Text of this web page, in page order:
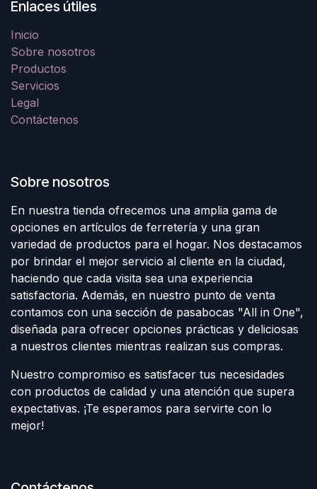
Enlaces útiles
Inicio
Sobre nosotros
Productos
Servicios
Legal
Contáctenos
Sobre nosotros
En nuestra tienda ofrecemos una amplia gama de
opciones en artículos de ferretería y una gran
variedad de productos para el hogar. Nos destacamos
por brindar el mejor servicio al cliente en la ciudad,
haciendo que cada visita sea una experiencia
satisfactoria. Además, en nuestro punto de venta
contamos con una sección de pasabocas "All in One",
diseñada para ofrecer opciones prácticas y deliciosas
a nuestros clientes mientras realizan sus compras.
Nuestro compromiso es satisfacer tus necesidades
con productos de calidad y una atención que supera
expectativas. ¡Te esperamos para servirte con lo
mejor!